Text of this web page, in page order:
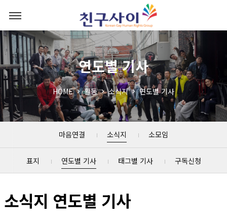
연도별 기사
HOME 활동 소식지 연도별 기사
마음연결 소식지 소모임
표지 연도별 기사 태그별 기사 구독신청
소식지 연도별 기사